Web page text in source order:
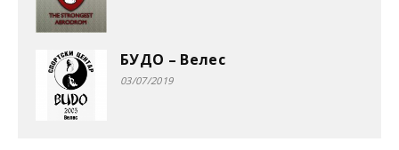
БУДО – Велес
03/07/2019